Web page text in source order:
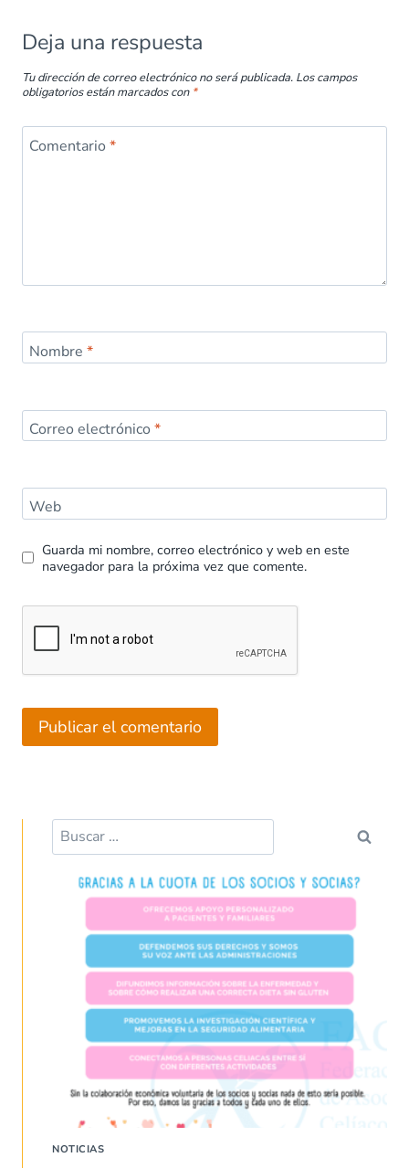
Deja una respuesta
Tu dirección de correo electrónico no será publicada. Los campos
obligatorios están marcados con *
Comentario *
Nombre *
Correo electrónico *
Web
Guarda mi nombre, correo electrónico y web en este
navegador para la próxima vez que comente.
NOTICIAS